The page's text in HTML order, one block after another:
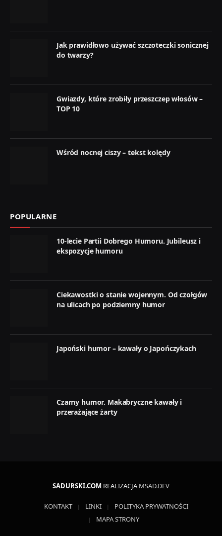
Jak prawidłowo używać szczoteczki sonicznej
do twarzy?
Gwiazdy, które zrobiły przeszczep włosów –
TOP 10
Wśród nocnej ciszy – tekst kolędy
POPULARNE
10-lecie Partii Dobrego Humoru. Jubileusz i
ekspozycje humoru
Ciekawostki o stanie wojennym. Od czołgów
na ulicach po podziemny humor
Japoński humor – kawały o Japończykach
Czarny humor. Makabryczne kawały i
przerażające żarty
SADURSKI.COM REALIZACJA MSAD.DEV
KONTAKT LINKI
POLITYKA PRYWATNOŚCI
MAPA STRONY